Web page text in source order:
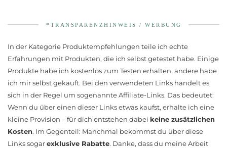
*TRANSPARENZHINWEIS / WERBUNG
In der Kategorie Produktempfehlungen teile ich echte
Erfahrungen mit Produkten, die ich selbst getestet habe. Einige
Produkte habe ich kostenlos zum Testen erhalten, andere habe
ich mir selbst gekauft. Bei den verwendeten Links handelt es
sich in der Regel um sogenannte Affiliate-Links. Das bedeutet:
Wenn du über einen dieser Links etwas kaufst, erhalte ich eine
kleine Provision – für dich entstehen dabei keine zusätzlichen
Kosten. Im Gegenteil: Manchmal bekommst du über diese
Links sogarexklusive Rabatte. Danke, dass du meine Arbeit